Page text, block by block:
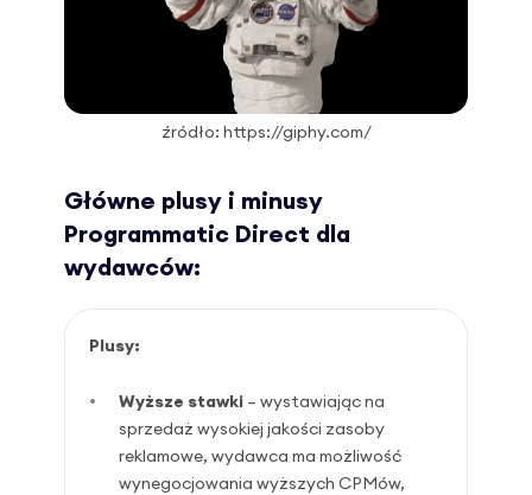
źródło: https://giphy.com/
Główne plusy i minusy
Programmatic Direct dla
wydawców:
Plusy:
Wyższe stawki – wystawiając na
sprzedaż wysokiej jakości zasoby
reklamowe, wydawca ma możliwość
wynegocjowania wyższych CPMów,